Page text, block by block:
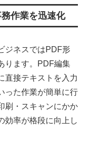
作業を迅速化
ジネスではPDF形
ります。PDF編集
直接テキストを入力
った作業が簡単に行
刷・スキャンにかか
効率が格段に向上し